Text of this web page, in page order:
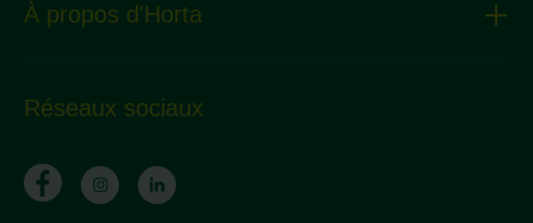
À propos d'Horta
Réseaux sociaux